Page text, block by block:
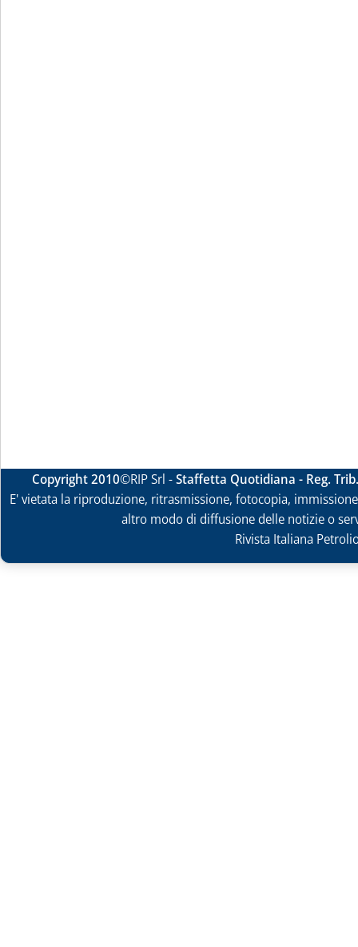
Copyright 2010©RIP Srl -Staffetta Quotidiana - Reg.
E' vietata la riproduzione, ritrasmissione, fotocopia,
altro modo di diffusione delle notizie o
Rivista Italiana